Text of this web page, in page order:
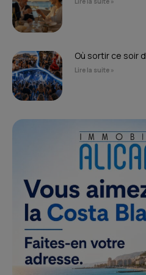
Où sortir ce soir
Lire la suite »